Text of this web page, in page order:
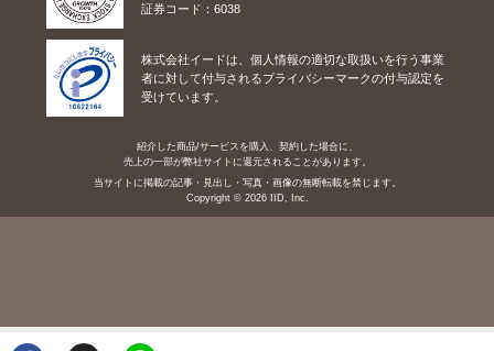
証券コード：6038
株式会社イードは、個人情報の適切な取扱いを行う事業
者に対して付与されるプライバシーマークの付与認定を
受けています。
紹介した商品/サービスを購入、契約した場合に、
売上の一部が弊社サイトに還元されることがあります。
当サイトに掲載の記事・見出し・写真・画像の無断転載を禁じます。
Copyright © 2026 IID, Inc.